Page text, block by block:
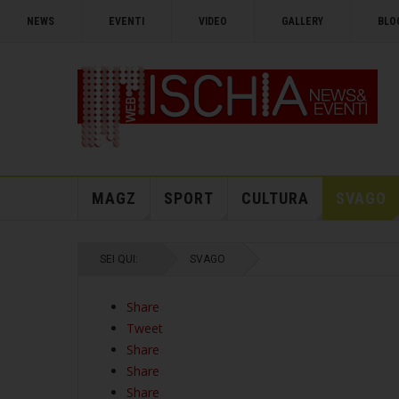
NEWS EVENTI VIDEO GALLERY
MAGZ SPORT CULTURA SVAGO
SEI QUI: SVAGO
Share
Tweet
Share
Share
Share